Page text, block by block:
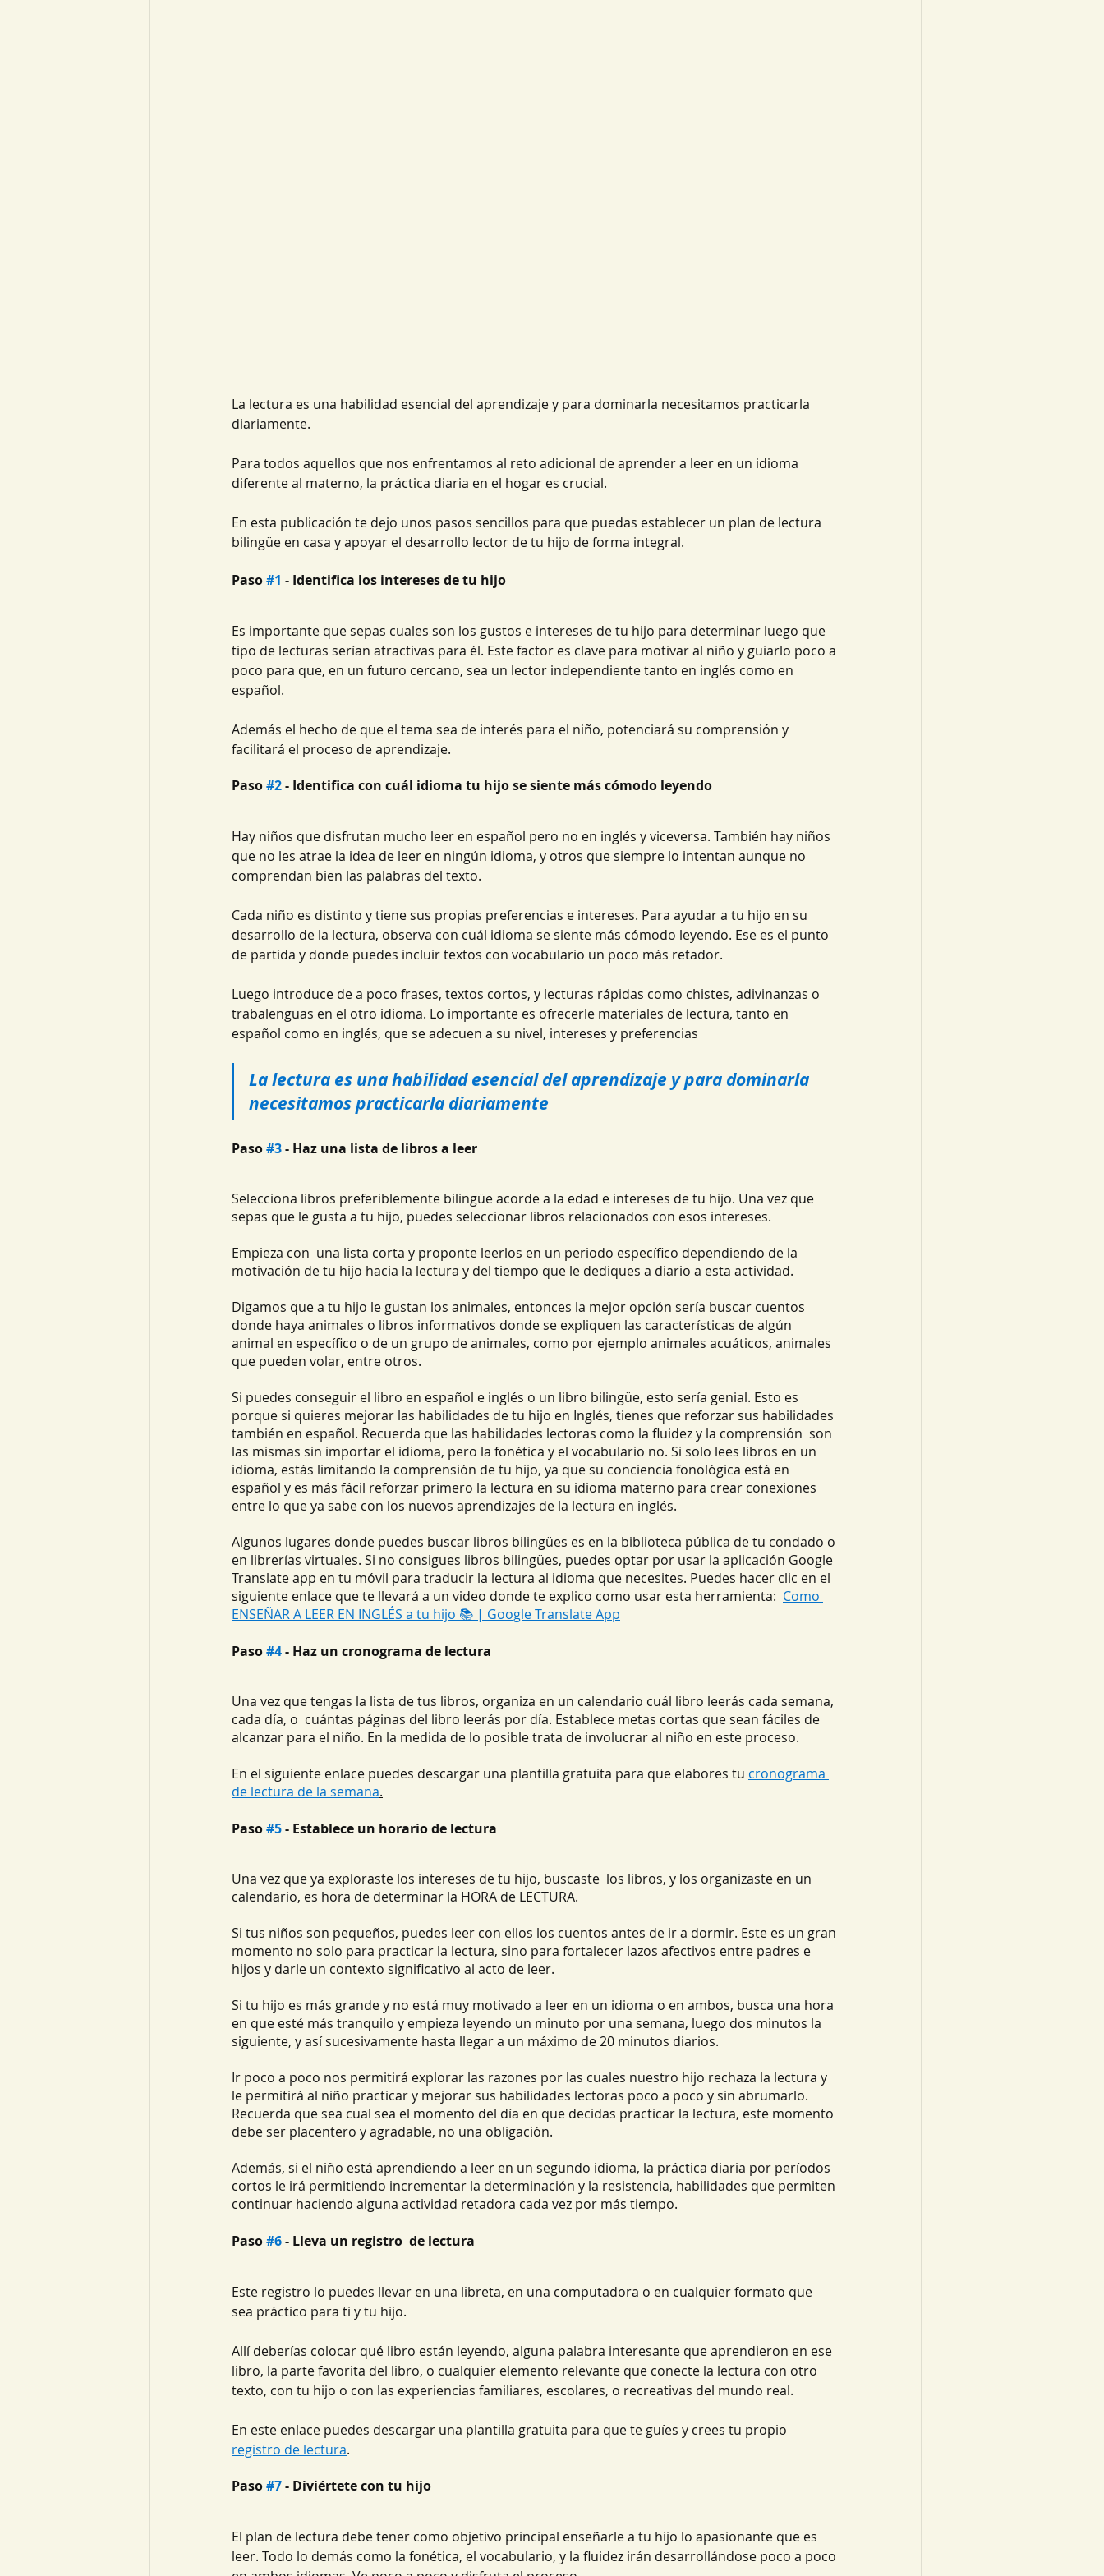
La lectura es una habilidad esencial del aprendizaje y para dominarla necesitamos practicarla
diariamente.
Para todos aquellos que nos enfrentamos al reto adicional de aprender a leer en un idioma
diferente al materno, la práctica diaria en el hogar es crucial.
En esta publicación te dejo unos pasos sencillos para que puedas establecer un plan de lectura
bilingüe en casa y apoyar el desarrollo lector de tu hijo de forma integral.
Paso #1 - Identifica los intereses de tu hijo
Es importante que sepas cuales son los gustos e intereses de tu hijo para determinar luego que
tipo de lecturas serían atractivas para él. Este factor es clave para motivar al niño y guiarlo poco a
poco para que, en un futuro cercano, sea un lector independiente tanto en inglés como en
español.
Además el hecho de que el tema sea de interés para el niño, potenciará su comprensión y
facilitará el proceso de aprendizaje.
Paso #2 - Identifica con cuál idioma tu hijo se siente más cómodo leyendo
Hay niños que disfrutan mucho leer en español pero no en inglés y viceversa. También hay niños
que no les atrae la idea de leer en ningún idioma, y otros que siempre lo intentan aunque no
comprendan bien las palabras del texto.
Cada niño es distinto y tiene sus propias preferencias e intereses. Para ayudar a tu hijo en su
desarrollo de la lectura, observa con cuál idioma se siente más cómodo leyendo. Ese es el punto
de partida y donde puedes incluir textos con vocabulario un poco más retador.
Luego introduce de a poco frases, textos cortos, y lecturas rápidas como chistes, adivinanzas o
trabalenguas en el otro idioma. Lo importante es ofrecerle materiales de lectura, tanto en
español como en inglés, que se adecuen a su nivel, intereses y preferencias
La lectura es una habilidad esencial del aprendizaje y para dominarla
necesitamos practicarla diariamente
Paso #3 - Haz una lista de libros a leer
Selecciona libros preferiblemente bilingüe acorde a la edad e intereses de tu hijo. Una vez que
sepas que le gusta a tu hijo, puedes seleccionar libros relacionados con esos intereses.
Empieza con  una lista corta y proponte leerlos en un periodo específico dependiendo de la
motivación de tu hijo hacia la lectura y del tiempo que le dediques a diario a esta actividad.
Digamos que a tu hijo le gustan los animales, entonces la mejor opción sería buscar cuentos
donde haya animales o libros informativos donde se expliquen las características de algún
animal en específico o de un grupo de animales, como por ejemplo animales acuáticos, animales
que pueden volar, entre otros.
Si puedes conseguir el libro en español e inglés o un libro bilingüe, esto sería genial. Esto es
porque si quieres mejorar las habilidades de tu hijo en Inglés, tienes que reforzar sus habilidades
también en español. Recuerda que las habilidades lectoras como la fluidez y la comprensión  son
las mismas sin importar el idioma, pero la fonética y el vocabulario no. Si solo lees libros en un
idioma, estás limitando la comprensión de tu hijo, ya que su conciencia fonológica está en
español y es más fácil reforzar primero la lectura en su idioma materno para crear conexiones
entre lo que ya sabe con los nuevos aprendizajes de la lectura en inglés.
Algunos lugares donde puedes buscar libros bilingües es en la biblioteca pública de tu condado o
en librerías virtuales. Si no consigues libros bilingües, puedes optar por usar la aplicación Google
Translate app en tu móvil para traducir la lectura al idioma que necesites. Puedes hacer clic en el
siguiente enlace que te llevará a un video donde te explico como usar esta herramienta: Como
ENSEÑAR A LEER EN INGLÉS a tu hijo 📚 | Google Translate App
Paso #4 - Haz un cronograma de lectura
Una vez que tengas la lista de tus libros, organiza en un calendario cuál libro leerás cada semana,
cada día, o  cuántas páginas del libro leerás por día. Establece metas cortas que sean fáciles de
alcanzar para el niño. En la medida de lo posible trata de involucrar al niño en este proceso.
En el siguiente enlace puedes descargar una plantilla gratuita para que elabores tu cronograma
de lectura de la semana.
Paso #5 - Establece un horario de lectura
Una vez que ya exploraste los intereses de tu hijo, buscaste  los libros, y los organizaste en un
calendario, es hora de determinar la HORA de LECTURA.
Si tus niños son pequeños, puedes leer con ellos los cuentos antes de ir a dormir. Este es un gran
momento no solo para practicar la lectura, sino para fortalecer lazos afectivos entre padres e
hijos y darle un contexto significativo al acto de leer.
Si tu hijo es más grande y no está muy motivado a leer en un idioma o en ambos, busca una hora
en que esté más tranquilo y empieza leyendo un minuto por una semana, luego dos minutos la
siguiente, y así sucesivamente hasta llegar a un máximo de 20 minutos diarios.
Ir poco a poco nos permitirá explorar las razones por las cuales nuestro hijo rechaza la lectura y
le permitirá al niño practicar y mejorar sus habilidades lectoras poco a poco y sin abrumarlo.
Recuerda que sea cual sea el momento del día en que decidas practicar la lectura, este momento
debe ser placentero y agradable, no una obligación.
Además, si el niño está aprendiendo a leer en un segundo idioma, la práctica diaria por períodos
cortos le irá permitiendo incrementar la determinación y la resistencia, habilidades que permiten
continuar haciendo alguna actividad retadora cada vez por más tiempo.
Paso #6 - Lleva un registro  de lectura
Este registro lo puedes llevar en una libreta, en una computadora o en cualquier formato que
sea práctico para ti y tu hijo.
Allí deberías colocar qué libro están leyendo, alguna palabra interesante que aprendieron en ese
libro, la parte favorita del libro, o cualquier elemento relevante que conecte la lectura con otro
texto, con tu hijo o con las experiencias familiares, escolares, o recreativas del mundo real.
En este enlace puedes descargar una plantilla gratuita para que te guíes y crees tu propio
registro de lectura.
Paso #7 - Diviértete con tu hijo
El plan de lectura debe tener como objetivo principal enseñarle a tu hijo lo apasionante que es
leer. Todo lo demás como la fonética, el vocabulario, y la fluidez irán desarrollándose poco a poco